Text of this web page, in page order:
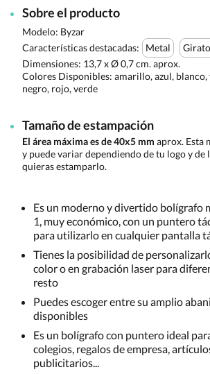
Sobre el producto
Modelo: Byzar
Características destacadas:
Metal
Dimensiones: 13,7 x Ø 0,7 cm. aprox.
Colores Disponibles: amarillo, azul, blanco,
negro, rojo, verde
Tamaño de estampación
El área máxima es de 40x5 mm aprox. Esta
y puede variar dependiendo de tu logo y de
quieras estamparlo.
Es un moderno y divertido bolígrafo
1, muy económico, con un puntero
para utilizarlo en cualquier pantalla
Tienes la posibilidad de
color o en grabación laser para
resto
Puedes escoger entre su amplio
disponibles
Es un bolígrafo con puntero ideal
colegios, regalos de empresa,
publicitarios...